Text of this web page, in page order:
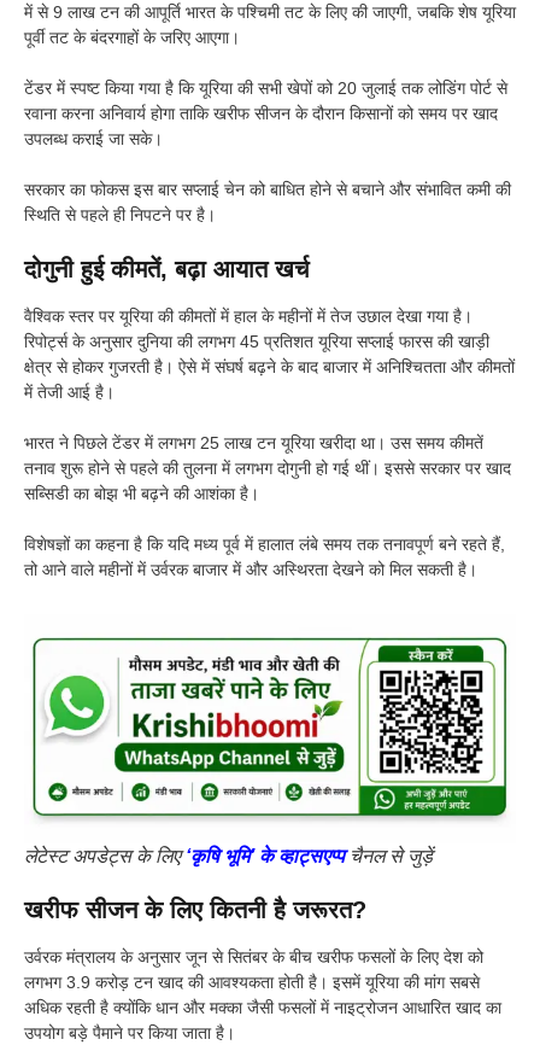
में से 9 लाख टन की आपूर्ति भारत के पश्चिमी तट के लिए की जाएगी, जबकि शेष यूरिया
पूर्वी तट के बंदरगाहों के जरिए आएगा।
टेंडर में स्पष्ट किया गया है कि यूरिया की सभी खेपों को 20 जुलाई तक लोडिंग पोर्ट से
रवाना करना अनिवार्य होगा ताकि खरीफ सीजन के दौरान किसानों को समय पर खाद
उपलब्ध कराई जा सके।
सरकार का फोकस इस बार सप्लाई चेन को बाधित होने से बचाने और संभावित कमी की
स्थिति से पहले ही निपटने पर है।
दोगुनी हुई कीमतें, बढ़ा आयात खर्च
वैश्विक स्तर पर यूरिया की कीमतों में हाल के महीनों में तेज उछाल देखा गया है।
रिपोर्ट्स के अनुसार दुनिया की लगभग 45 प्रतिशत यूरिया सप्लाई फारस की खाड़ी
क्षेत्र से होकर गुजरती है। ऐसे में संघर्ष बढ़ने के बाद बाजार में अनिश्चितता और कीमतों
में तेजी आई है।
भारत ने पिछले टेंडर में लगभग 25 लाख टन यूरिया खरीदा था। उस समय कीमतें
तनाव शुरू होने से पहले की तुलना में लगभग दोगुनी हो गई थीं। इससे सरकार पर खाद
सब्सिडी का बोझ भी बढ़ने की आशंका है।
विशेषज्ञों का कहना है कि यदि मध्य पूर्व में हालात लंबे समय तक तनावपूर्ण बने रहते हैं,
तो आने वाले महीनों में उर्वरक बाजार में और अस्थिरता देखने को मिल सकती है।
लेटेस्ट अपडेट्स के लिए‘कृषि भूमि’ के व्हाट्सएप्पचैनल से जुड़ें
खरीफ सीजन के लिए कितनी है जरूरत?
उर्वरक मंत्रालय के अनुसार जून से सितंबर के बीच खरीफ फसलों के लिए देश को
लगभग 3.9 करोड़ टन खाद की आवश्यकता होती है। इसमें यूरिया की मांग सबसे
अधिक रहती है क्योंकि धान और मक्का जैसी फसलों में नाइट्रोजन आधारित खाद का
उपयोग बड़े पैमाने पर किया जाता है।